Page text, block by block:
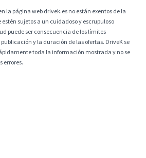
la página web drivek.es no están exentos de la
sujetos a un cuidadoso y escrupuloso
puede ser consecuencia de los límites
y la duración de las ofertas. DriveK se
toda la información mostrada y no se
errores.